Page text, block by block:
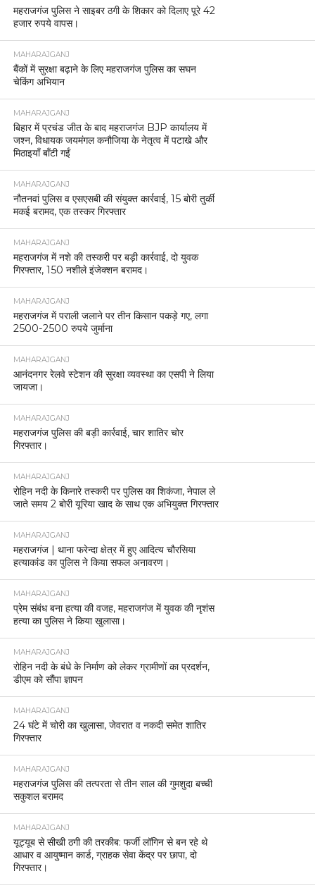
महराजगंज पुलिस ने साइबर ठगी के शिकार को दिलाए पूरे 42
हजार रुपये वापस।
MAHARAJGANJ
बैंकों में सुरक्षा बढ़ाने के लिए महराजगंज पुलिस का सघन
चेकिंग अभियान
MAHARAJGANJ
बिहार में प्रचंड जीत के बाद महराजगंज BJP कार्यालय में
जश्न, विधायक जयमंगल कनौजिया के नेतृत्व में पटाखे और
मिठाइयाँ बाँटी गईं
MAHARAJGANJ
नौतनवां पुलिस व एसएसबी की संयुक्त कार्रवाई, 15 बोरी तुर्की
मकई बरामद, एक तस्कर गिरफ्तार
MAHARAJGANJ
महराजगंज में नशे की तस्करी पर बड़ी कार्रवाई, दो युवक
गिरफ्तार, 150 नशीले इंजेक्शन बरामद।
MAHARAJGANJ
महराजगंज में पराली जलाने पर तीन किसान पकड़े गए, लगा
2500-2500 रुपये जुर्माना
MAHARAJGANJ
आनंदनगर रेलवे स्टेशन की सुरक्षा व्यवस्था का एसपी ने लिया
जायजा।
MAHARAJGANJ
महराजगंज पुलिस की बड़ी कार्रवाई, चार शातिर चोर
गिरफ्तार।
MAHARAJGANJ
रोहिन नदी के किनारे तस्करी पर पुलिस का शिकंजा, नेपाल ले
जाते समय 2 बोरी यूरिया खाद के साथ एक अभियुक्त गिरफ्तार
MAHARAJGANJ
महराजगंज | थाना फरेन्दा क्षेत्र में हुए आदित्य चौरसिया
हत्याकांड का पुलिस ने किया सफल अनावरण।
MAHARAJGANJ
प्रेम संबंध बना हत्या की वजह, महराजगंज में युवक की नृशंस
हत्या का पुलिस ने किया खुलासा।
MAHARAJGANJ
रोहिन नदी के बंधे के निर्माण को लेकर ग्रामीणों का प्रदर्शन,
डीएम को सौंपा ज्ञापन
MAHARAJGANJ
24 घंटे में चोरी का खुलासा, जेवरात व नकदी समेत शातिर
गिरफ्तार
MAHARAJGANJ
महराजगंज पुलिस की तत्परता से तीन साल की गुमशुदा बच्ची
सकुशल बरामद
MAHARAJGANJ
यूट्यूब से सीखी ठगी की तरकीब: फर्जी लॉगिन से बन रहे थे
आधार व आयुष्मान कार्ड, ग्राहक सेवा केंद्र पर छापा, दो
गिरफ्तार।